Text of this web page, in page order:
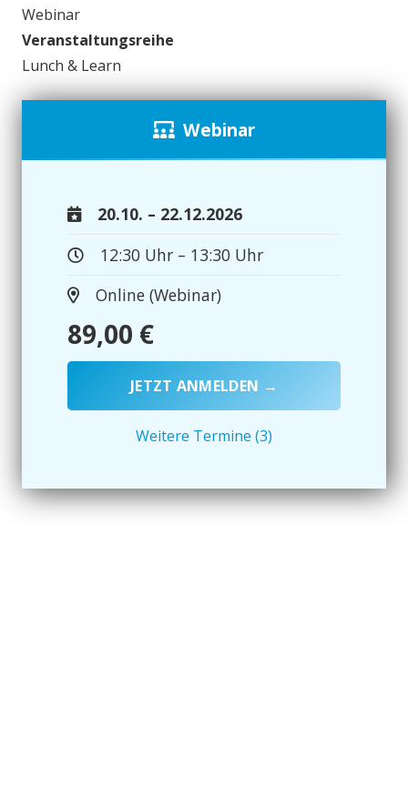
Webinar
Veranstaltungsreihe
Lunch & Learn
Webinar
20.10. – 22.12.2026
12:30 Uhr – 13:30 Uhr
Online (Webinar)
89,00 €
JETZT ANMELDEN →
Weitere Termine (3)